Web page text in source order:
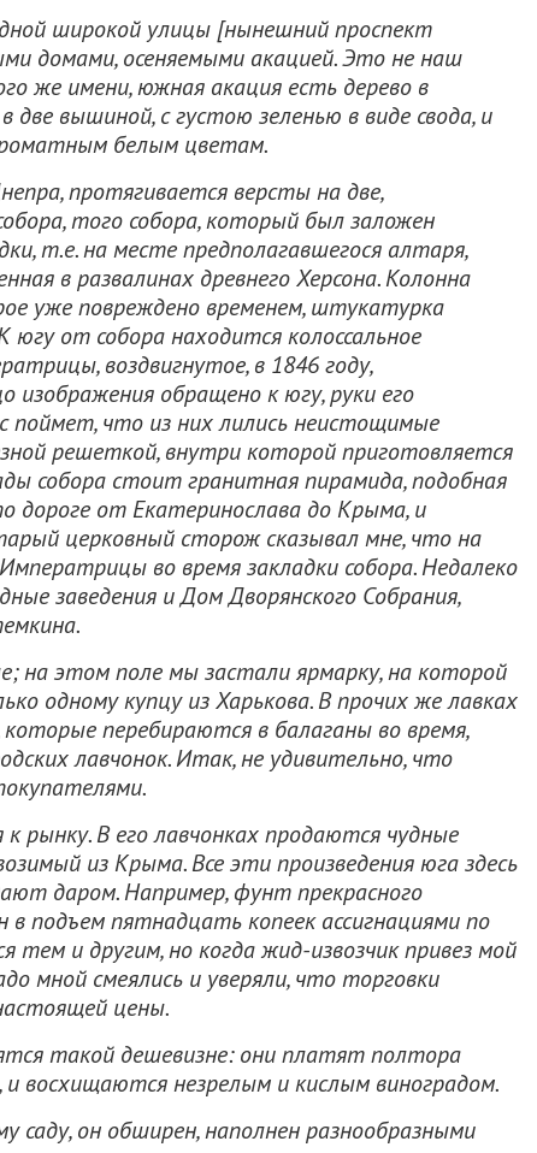
широкой улицы [нынешний проспект
домами, осеняемыми акацией. Это не наш
же имени, южная акация есть дерево в
вышиной, с густою зеленью в виде свода, и
белым цветам.
протягивается версты на две,
того собора, который был заложен
т.е. на месте предполагавшегося алтаря,
в развалинах древнего Херсона. Колонна
уже повреждено временем, штукатурка
югу от собора находится колоссальное
воздвигнутое, в 1846 году,
изображения обращено к югу, руки его
поймет, что из них лились неистощимые
решеткой, внутри которой приготовляется
собора стоит гранитная пирамида, подобная
дороге от Екатеринослава до Крыма, и
церковный сторож сказывал мне, что на
во время закладки собора. Недалеко
заведения и Дом Дворянского Собрания,
на этом поле мы застали ярмарку, на которой
одному купцу из Харькова. В прочих же лавках
перебираются в балаганы во время,
лавчонок. Итак, не удивительно, что
рынку. В его лавчонках продаются чудные
из Крыма. Все эти произведения юга здесь
даром. Например, фунт прекрасного
в подъем пятнадцать копеек ассигнациями по
тем и другим, но когда жид-извозчик привез мой
мной смеялись и уверяли, что торговки
цены.
такой дешевизне: они платят полтора
и восхищаются незрелым и кислым виноградом.
саду, он обширен, наполнен разнообразными